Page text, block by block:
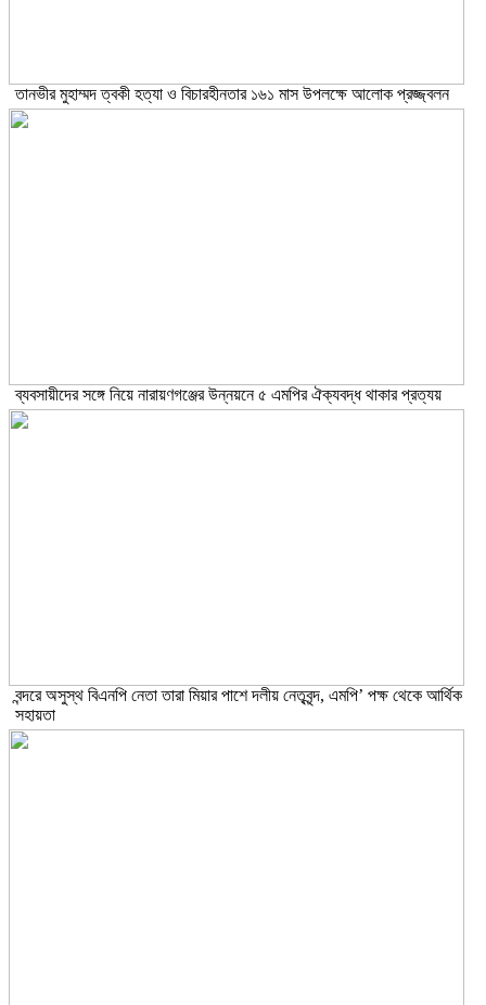
তানভীর মুহাম্মদ ত্বকী হত্যা ও বিচারহীনতার ১৬১ মাস উপলক্ষে আলোক প্রজ্জ্বলন
ব্যবসায়ীদের সঙ্গে নিয়ে নারায়ণগঞ্জের উন্নয়নে ৫ এমপির ঐক্যবদ্ধ থাকার প্রত্যয়
বন্দরে অসুস্থ বিএনপি নেতা তারা মিয়ার পাশে দলীয় নেতৃবৃন্দ, এমপি’ পক্ষ থেকে আর্থিক
সহায়তা